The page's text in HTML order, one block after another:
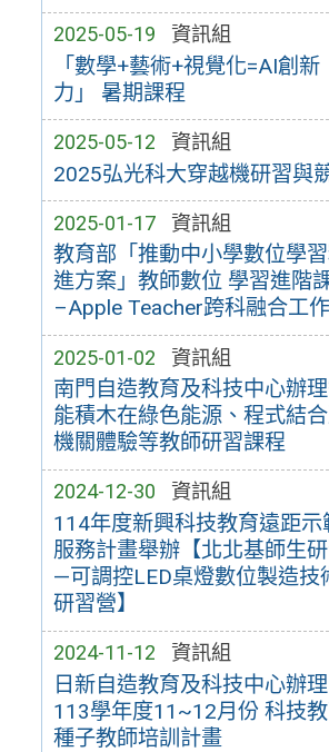
2025-05-19 資訊組
「數學+藝術+視覺化=AI創新
力」 暑期課程
2025-05-12 資訊組
2025弘光科大穿越機研習與
2025-01-17 資訊組
教育部「推動中小學數位學
進方案」教師數位 學習進階
–Apple Teacher跨科融合工
2025-01-02 資訊組
南門自造教育及科技中心辦
能積木在綠色能源、程式結
機關體驗等教師研習課程
2024-12-30 資訊組
114年度新興科技教育遠距示
服務計畫舉辦【北北基師生
—可調控LED桌燈數位製造技
研習營】
2024-11-12 資訊組
日新自造教育及科技中心辦理
113學年度11~12月份 科技
種子教師培訓計畫